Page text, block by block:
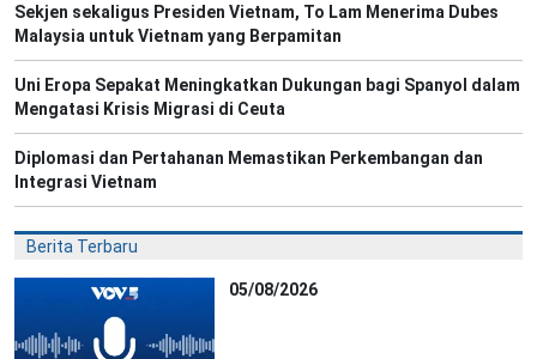
Sekjen sekaligus Presiden Vietnam, To Lam Menerima Dubes
Malaysia untuk Vietnam yang Berpamitan
Uni Eropa Sepakat Meningkatkan Dukungan bagi Spanyol dalam
Mengatasi Krisis Migrasi di Ceuta
Diplomasi dan Pertahanan Memastikan Perkembangan dan
Integrasi Vietnam
Berita Terbaru
05/08/2026